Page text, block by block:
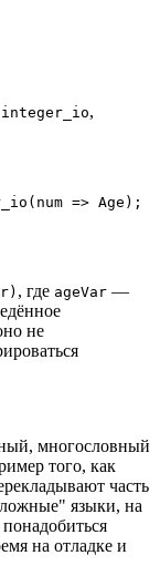
,
=> Age);
, где ageVar —
не
многословный
того, как
часть
языки, на
на отладке и